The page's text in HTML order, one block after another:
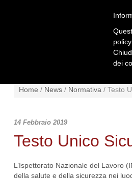
Home / News / Normativa / Testo
14 Febbraio 2019
Testo Unico
L’Ispettorato Nazionale del Lavoro
della salute e della sicurezza nei
dei